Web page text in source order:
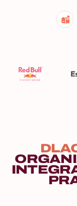
10 -
Konstruktorskie